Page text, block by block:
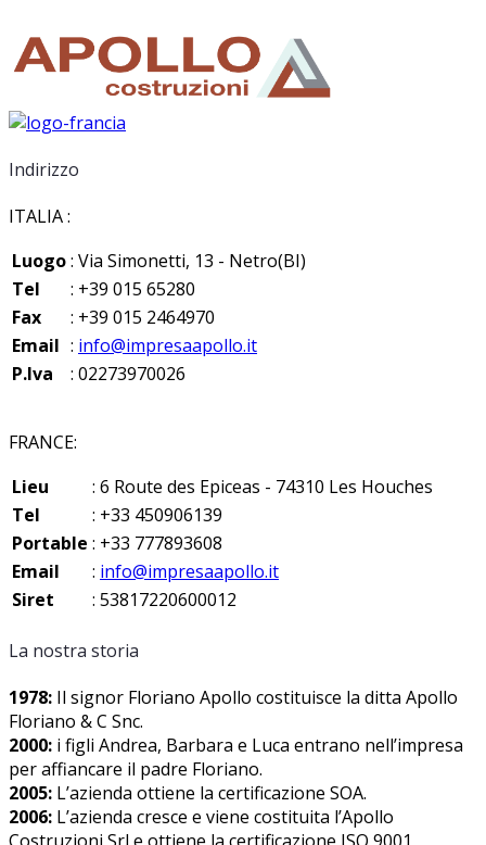
Indirizzo
ITALIA :
Luogo: Via Simonetti, 13 - Netro(BI)
Tel
: +39 015 65280
Fax
: +39 015 2464970
Email : info@impresaapollo.it
P.Iva
: 02273970026
FRANCE:
Lieu
: 6 Route des Epiceas - 74310 Les Houches
Tel
: +33 450906139
Portable : +33 777893608
Email
: info@impresaapollo.it
Siret
: 53817220600012
La nostra storia
1978: Il signor Floriano Apollo costituisce la ditta Apollo
Floriano & C Snc.
2000: i figli Andrea, Barbara e Luca entrano nell’impresa
per affiancare il padre Floriano.
2005: L’azienda ottiene la certificazione SOA.
2006: L’azienda cresce e viene costituita l’Apollo